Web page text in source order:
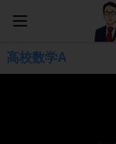
高校数学A